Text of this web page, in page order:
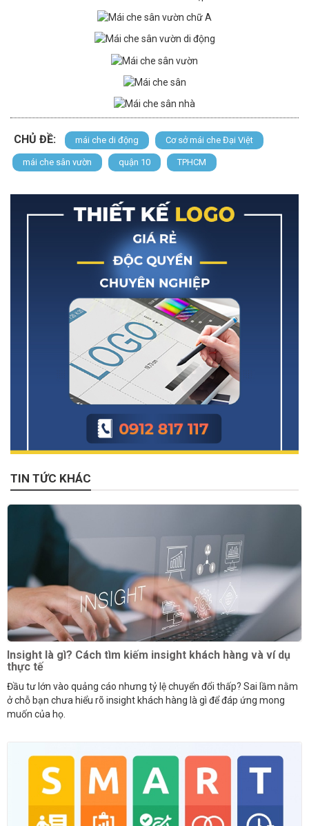
CHỦ ĐỀ: mái che di động Cơ sở mái che Đại Việt
mái che sân vườn quận 10 TPHCM
TIN TỨC KHÁC
Insight là gì? Cách tìm kiếm insight khách hàng và ví dụ
thực tế
Đầu tư lớn vào quảng cáo nhưng tỷ lệ chuyển đổi thấp? Sai lầm nằm
ở chỗ bạn chưa hiểu rõ insight khách hàng là gì để đáp ứng mong
muốn của họ.